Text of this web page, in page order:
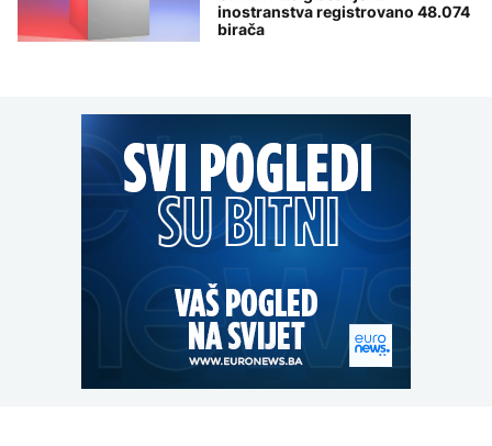
inostranstva registrovano 48.074
birača